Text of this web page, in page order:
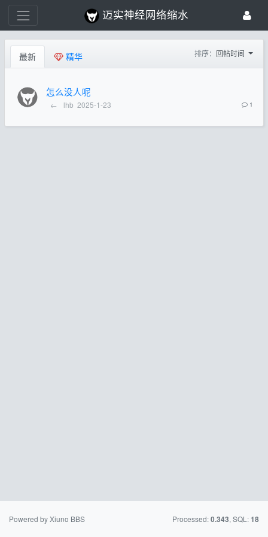
迈实神经网络缩水
最新 精华 排序： 回帖时间
怎么没人呢
← lhb 2025-1-23 1
Powered by Xiuno BBS Processed:0.343, SQL:18